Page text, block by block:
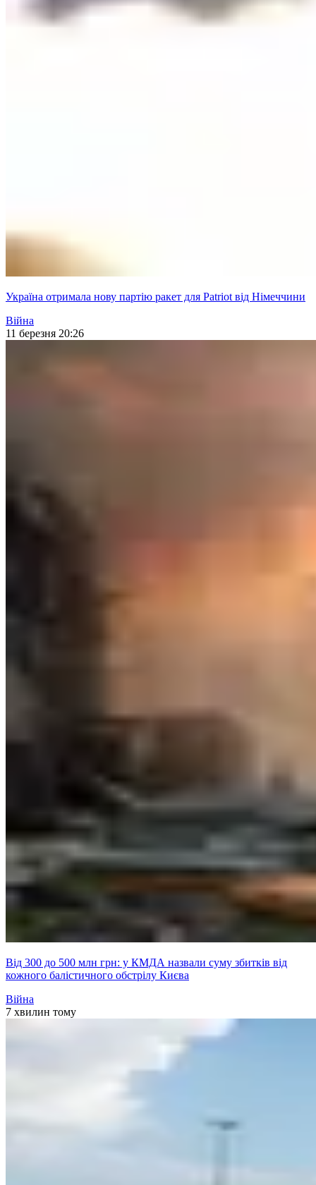
Україна отримала нову партію ракет для Patriot від Німеччини
Війна
11 березня 20:26
Від 300 до 500 млн грн: у КМДА назвали суму збитків від
кожного балістичного обстрілу Києва
Війна
7 хвилин тому